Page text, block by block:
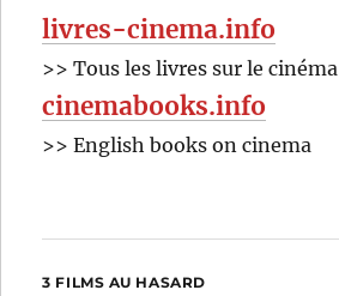
livres-cinema.info
>> Tous les livres sur le cinéma
cinemabooks.info
>> English books on cinema
3 FILMS AU HASARD